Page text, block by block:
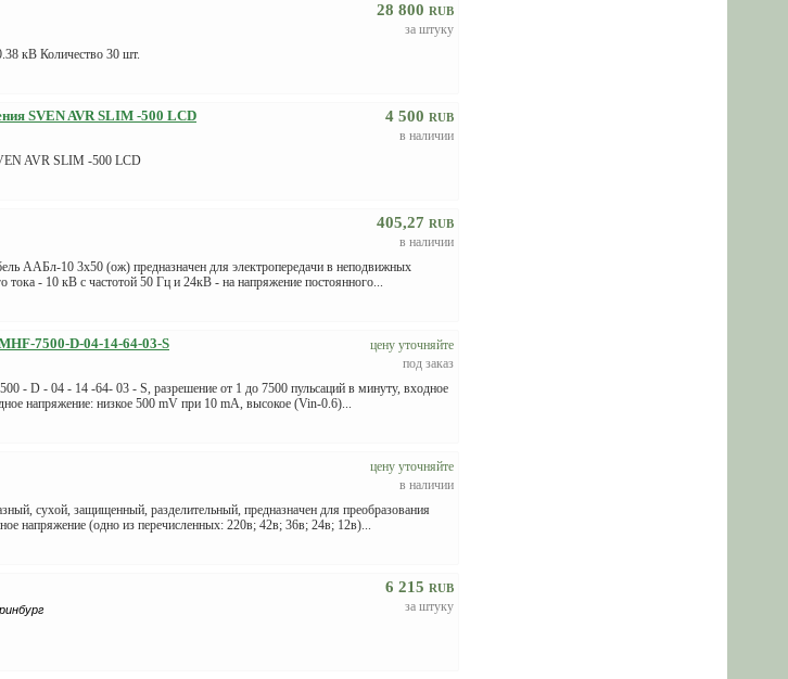
28 800 RUB
за штуку
кВ Количество 30 шт.
4 500 RUB
в наличии
SVEN AVR SLIM -500 LCD
AVR SLIM -500 LCD
405,27 RUB
в наличии
ААБл-10 3х50 (ож) предназначен для электропередачи в неподвижных
тока - 10 кВ с частотой 50 Гц и 24кВ - на напряжение постоянного...
цену уточняйте
под заказ
7500-D-04-14-64-03-S
- D - 04 - 14 -64- 03 - S, разрешение от 1 до 7500 пульсаций в минуту, входное
напряжение: низкое 500 mV при 10 mA, высокое (Vin-0.6)...
цену уточняйте
в наличии
сухой, защищенный, разделительный, предназначен для преобразования
напряжение (одно из перечисленных: 220в; 42в; 36в; 24в; 12в)...
6 215 RUB
за штуку